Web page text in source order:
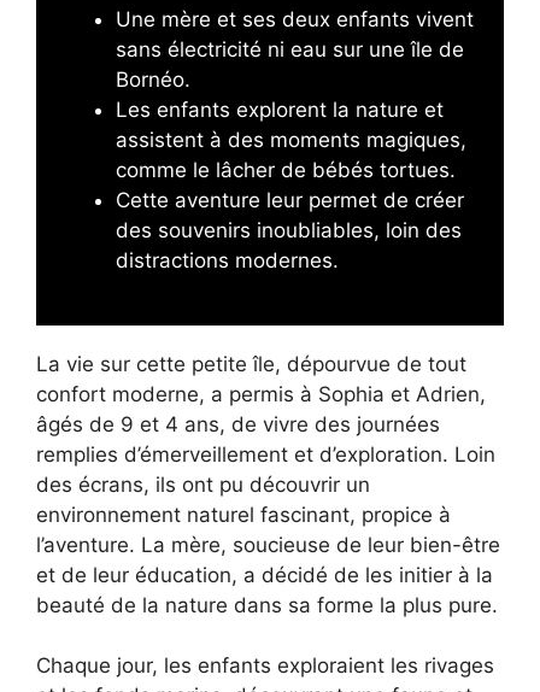
Une mère et ses deux enfants vivent
sans électricité ni eau sur une île de
Bornéo.
Les enfants explorent la nature et
assistent à des moments magiques,
comme le lâcher de bébés tortues.
Cette aventure leur permet de créer
des souvenirs inoubliables, loin des
distractions modernes.
La vie sur cette petite île, dépourvue de tout
confort moderne, a permis à Sophia et Adrien,
âgés de 9 et 4 ans, de vivre des journées
remplies d’émerveillement et d’exploration. Loin
des écrans, ils ont pu découvrir un
environnement naturel fascinant, propice à
l’aventure. La mère, soucieuse de leur bien-être
et de leur éducation, a décidé de les initier à la
beauté de la nature dans sa forme la plus pure.
Chaque jour, les enfants exploraient les rivages